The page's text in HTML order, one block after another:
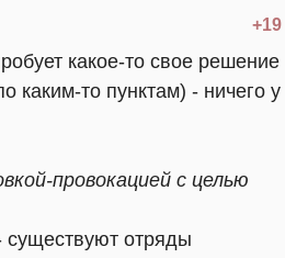
+19
какое-то свое решение
каким-то пунктам) - ничего у
провокацией с целью
существуют отряды